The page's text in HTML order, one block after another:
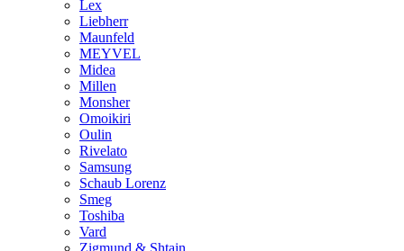
Lex
Liebherr
Maunfeld
MEYVEL
Midea
Millen
Monsher
Omoikiri
Oulin
Rivelato
Samsung
Schaub Lorenz
Smeg
Toshiba
Vard
Zigmund & Shtain